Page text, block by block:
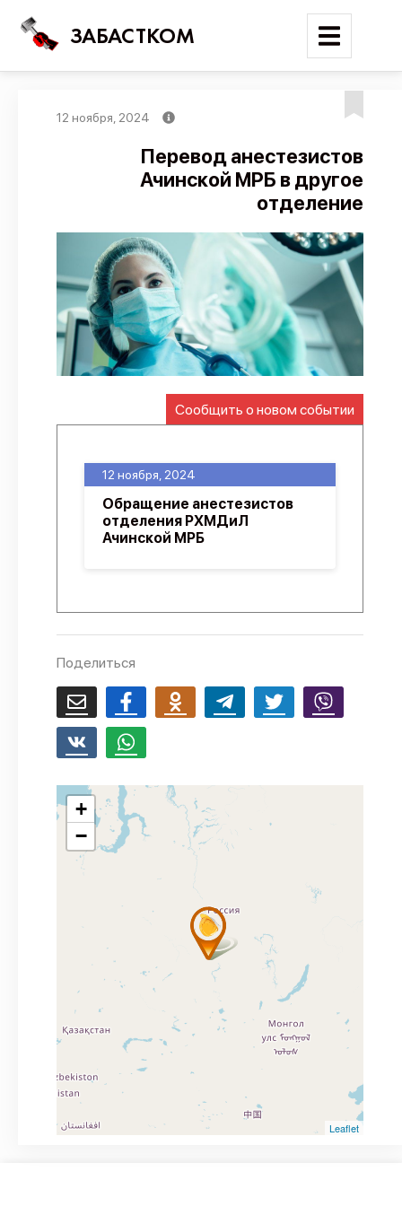
ЗАБАСТКОМ
Поиск
Карта событий
Трудовые конфликты
Отчеты
Предложить публикацию
Справочник
API
О проекте
12 ноября, 2024
Перевод анестезистов
Ачинской МРБ в другое
отделение
Сообщить о новом событии
12 ноября, 2024
Обращение анестезистов
отделения РХМДиЛ
Ачинской МРБ
Поделиться
+
−
Leaflet